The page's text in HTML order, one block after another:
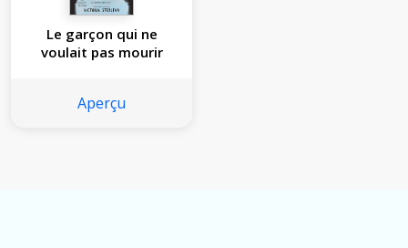
Le garçon qui ne
voulait pas mourir
Aperçu